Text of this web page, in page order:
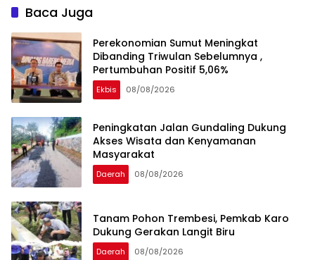
Baca Juga
Perekonomian Sumut Meningkat
Dibanding Triwulan Sebelumnya ,
Pertumbuhan Positif 5,06%
Ekbis 08/08/2026
Peningkatan Jalan Gundaling Dukung
Akses Wisata dan Kenyamanan
Masyarakat
Daerah 08/08/2026
Tanam Pohon Trembesi, Pemkab Karo
Dukung Gerakan Langit Biru
Daerah 08/08/2026